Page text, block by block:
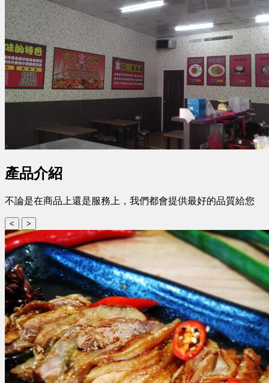
產品介紹
不論是在商品上還是服務上，我們都會提供最好的品質給您
< >